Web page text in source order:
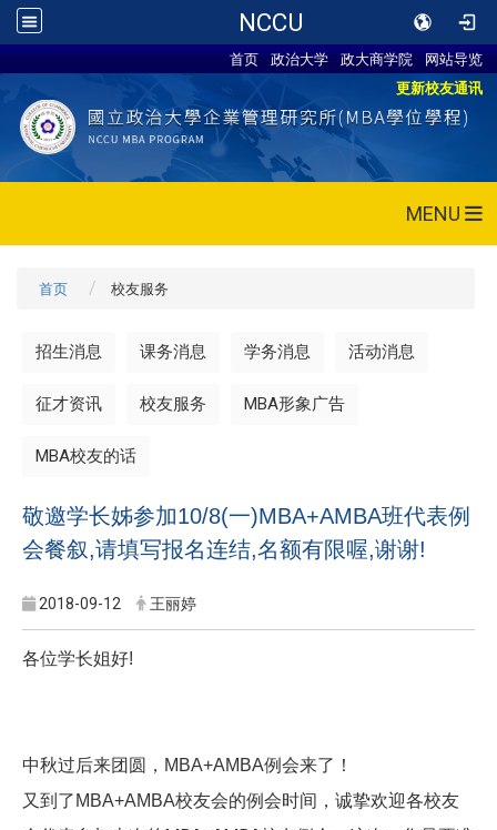
NCCU
首页 政治大学 政大商学院
网站导览
更新校友通讯
MENU
首页 校友服务
招生消息 课务消息 学务消息 活动消息
征才资讯 校友服务 MBA形象广告
MBA校友的话
敬邀学长姊参加10/8(一)MBA+AMBA班代表例
会餐叙,请填写报名连结,名额有限喔,谢谢!
2018-09-12 王丽婷
各位学长姐好!
中秋过后来团圆，MBA+AMBA例会来了！
又到了MBA+AMBA校友会的例会时间，诚挚欢迎各校友